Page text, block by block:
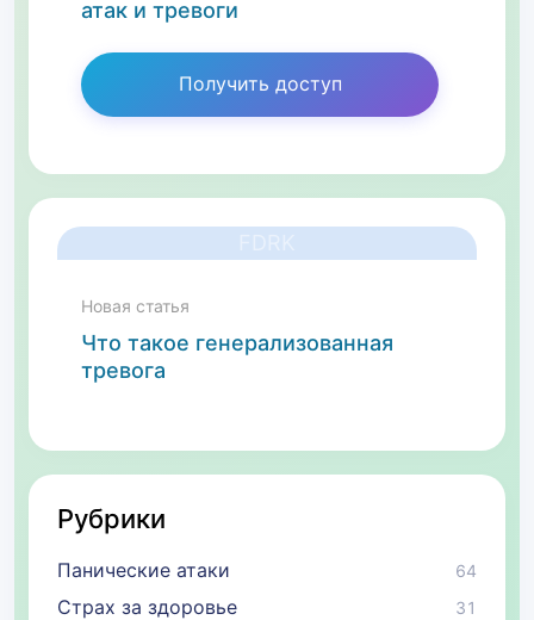
атак и тревоги
Получить доступ
Новая статья
Что такое генерализованная
тревога
Рубрики
Панические атаки 64
Страх за здоровье 31